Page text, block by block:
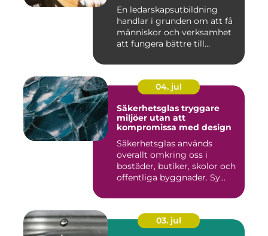
En ledarskapsutbildning
handlar i grunden om att få
människor och verksamhet
att fungera bättre till...
04. jul
Säkerhetsglas tryggare
miljöer utan att
kompromissa med design
Säkerhetsglas används
överallt omkring oss i
bostäder, butiker, skolor och
offentliga byggnader. Sy...
03. jul